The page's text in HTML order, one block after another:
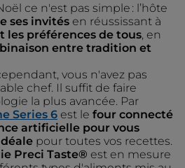
ce n'est pas simple : l’hôte
ses invités en réussissant à
les préférences de tous , en
entre tradition et
vous n'avez pas
chef. Il suffit de faire
la plus avancée. Par
Series 6 est le four connecté
artificielle pour vous
pour toutes vos recettes.
Preci Taste® est en mesure